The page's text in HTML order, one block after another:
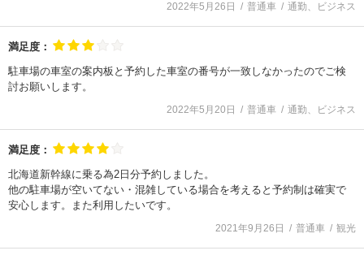
2022年5月26日 普通車 通勤、ビジネス
満足度：
駐車場の車室の案内板と予約した車室の番号が一致しなかったのでご検
討お願いします。
2022年5月20日 普通車 通勤、ビジネス
満足度：
北海道新幹線に乗る為2日分予約しました。
他の駐車場が空いてない・混雑している場合を考えると予約制は確実で
安心します。また利用したいです。
2021年9月26日 普通車 観光